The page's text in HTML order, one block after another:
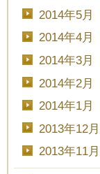
2014年5月
2014年4月
2014年3月
2014年2月
2014年1月
2013年12月
2013年11月